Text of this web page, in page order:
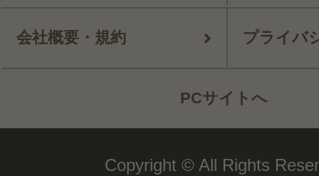
会社概要・規約 プライバ
PCサイトへ
Copyright © All Rights